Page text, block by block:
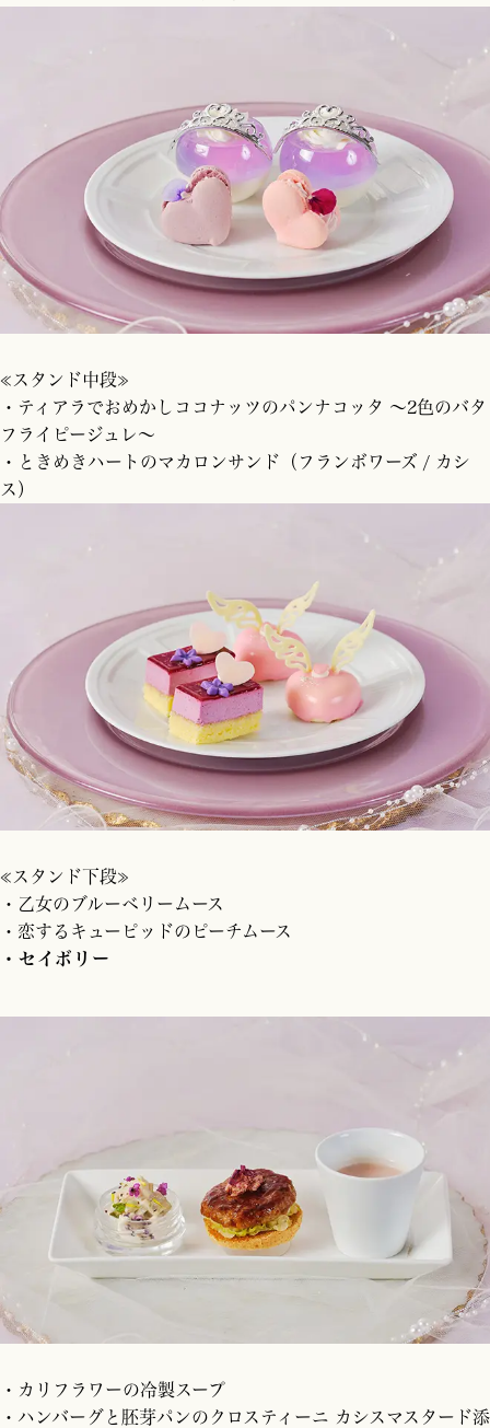
≪スタンド中段≫
・ティアラでおめかしココナッツのパンナコッタ 〜2色のバタ
フライピージュレ〜
・ときめきハートのマカロンサンド（フランボワーズ / カシ
ス）
≪スタンド下段≫
・乙女のブルーベリームース
・恋するキューピッドのピーチムース
・セイボリー
・カリフラワーの冷製スープ
・ハンバーグと胚芽パンのクロスティーニ カシスマスタード添